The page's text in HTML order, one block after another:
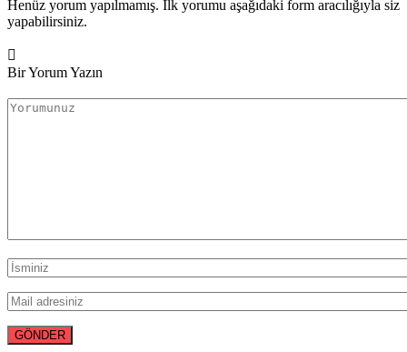
Henüz yorum yapılmamış. İlk yorumu aşağıdaki form aracılığıyla siz
yapabilirsiniz.
Bir Yorum Yazın